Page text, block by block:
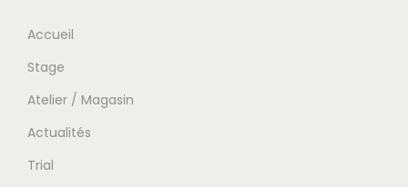
Accueil
Stage
Atelier / Magasin
Actualités
Trial